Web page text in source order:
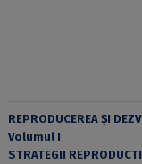
REPRODUCEREA ȘI
Volumul I
STRATEGII